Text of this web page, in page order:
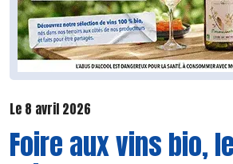
Le 8 avril 2026
Foire aux vins bio, le